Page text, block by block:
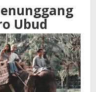
Ubud